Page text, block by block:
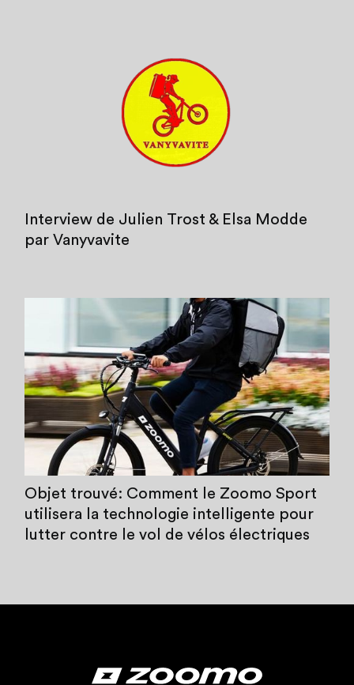
Interview de Julien Trost & Elsa Modde
par Vanyvavite
Objet trouvé: Comment le Zoomo Sport
utilisera la technologie intelligente pour
lutter contre le vol de vélos électriques